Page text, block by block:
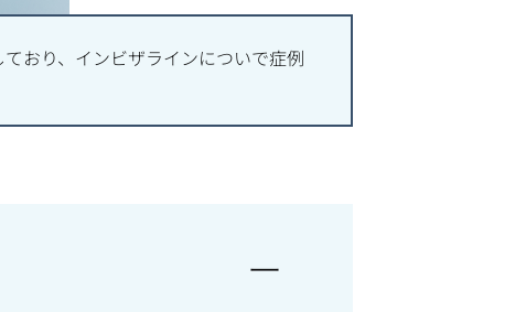
おり、インビザラインについで症例